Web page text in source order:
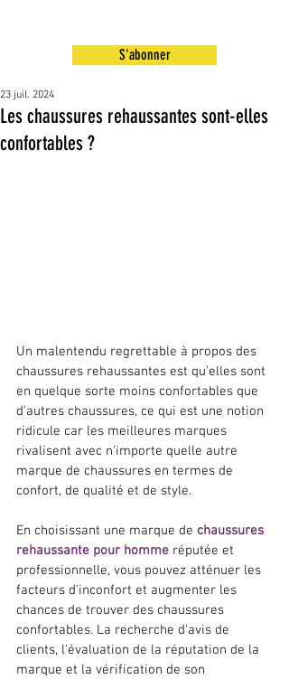
S'abonner
Les chaussures rehaussantes sont-elles
confortables ?
23 juil. 2024
Un malentendu regrettable à propos des
chaussures rehaussantes est qu'elles sont
en quelque sorte moins confortables que
d'autres chaussures, ce qui est une notion
ridicule car les meilleures marques
rivalisent avec n'importe quelle autre
marque de chaussures en termes de
confort, de qualité et de style.
En choisissant une marque de chaussures
rehaussante pour homme réputée et
professionnelle, vous pouvez atténuer les
facteurs d'inconfort et augmenter les
chances de trouver des chaussures
confortables. La recherche d'avis de
clients, l'évaluation de la réputation de la
marque et la vérification de son